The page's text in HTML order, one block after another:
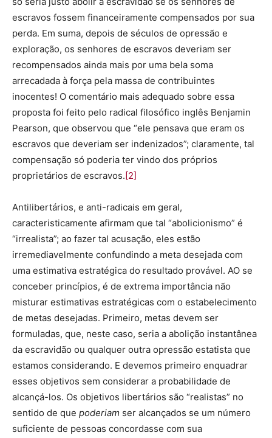
escravos fossem financeiramente compensados ​​por sua
perda. Em suma, depois de séculos de opressão e
exploração, os senhores de escravos deveriam ser
recompensados ​​ainda mais por uma bela soma
arrecadada à força pela massa de contribuintes
inocentes! O comentário mais adequado sobre essa
proposta foi feito pelo radical filosófico inglês Benjamin
Pearson, que observou que “ele pensava que eram os
escravos que deveriam ser indenizados”; claramente, tal
compensação só poderia ter vindo dos próprios
proprietários de escravos.[2]
Antilibertários, e anti-radicais em geral,
caracteristicamente afirmam que tal “abolicionismo” é
“irrealista”; ao fazer tal acusação, eles estão
irremediavelmente confundindo a meta desejada com
uma estimativa estratégica do resultado provável. AO se
conceber princípios, é de extrema importância não
misturar estimativas estratégicas com o estabelecimento
de metas desejadas. Primeiro, metas devem ser
formuladas, que, neste caso, seria a abolição instantânea
da escravidão ou qualquer outra opressão estatista que
estamos considerando. E devemos primeiro enquadrar
esses objetivos sem considerar a probabilidade de
alcançá-los. Os objetivos libertários são “realistas” no
sentido de que poderiam ser alcançados se um número
suficiente de pessoas concordasse com sua